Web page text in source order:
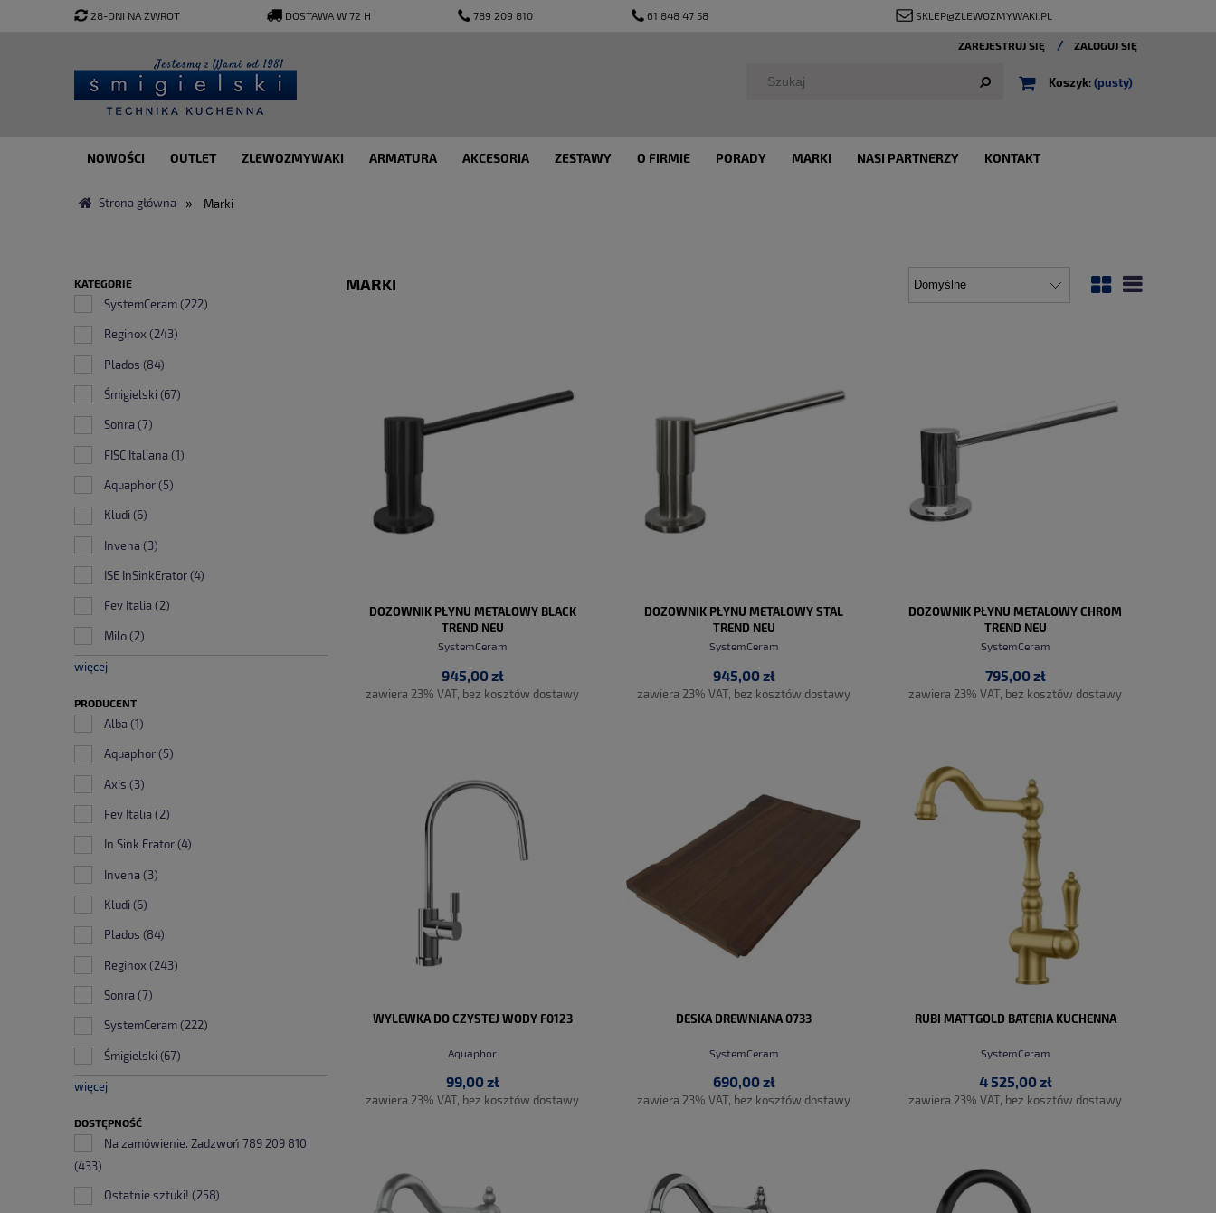
28-DNI NA ZWROT DOSTAWA W 72 H 789 209 810 61 848 47 58 SKLEP@ZLEWOZMYWAKI.PL
ZAREJESTRUJ SIĘ ZALOGUJ SIĘ
Koszyk: (pusty)
NOWOŚCI OUTLET ZLEWOZMYWAKI ARMATURA AKCESORIA ZESTAWY O FIRMIE PORADY MARKI NASI PARTNERZY KONTAKT
Strona główna » Marki
KATEGORIE
SystemCeram(222)
Reginox(243)
Plados (84)
Śmigielski (67)
Sonra (7)
FISC Italiana (1)
Aquaphor(5)
Kludi (6)
Invena (3)
ISE InSinkErator(4)
Fev Italia (2)
Milo(2)
więcej
PRODUCENT
Alba (1)
Aquaphor(5)
Axis (3)
Fev Italia (2)
In Sink Erator(4)
Invena (3)
Kludi (6)
Plados (84)
Reginox (243)
Sonra (7)
SystemCeram(222)
Śmigielski (67)
więcej
DOSTĘPNOŚĆ
Na zamówienie. Zadzwoń 789 209 810
(433)
Ostatnie sztuki! (258)
MARKI
DOZOWNIK PŁYNU METALOWY BLACK
TREND NEU
SystemCeram
945,00 zł
zawiera 23% VAT, bez kosztów dostawy
DO KOSZYKA
DOZOWNIK PŁYNU METALOWY STAL
TREND NEU
SystemCeram
945,00 zł
zawiera 23% VAT, bez kosztów dostawy
DO KOSZYKA
DOZOWNIK PŁYNU METALOWY CHROM
TREND NEU
SystemCeram
795,00 zł
zawiera 23% VAT, bez kosztów dostawy
DO KOSZYKA
WYLEWKA DO CZYSTEJ WODY F0123
Aquaphor
99,00 zł
zawiera 23% VAT, bez kosztów dostawy
DO KOSZYKA
DESKA DREWNIANA 0733
SystemCeram
690,00 zł
zawiera 23% VAT, bez kosztów dostawy
DO KOSZYKA
RUBI MATTGOLD BATERIA KUCHENNA
SystemCeram
4 525,00 zł
zawiera 23% VAT, bez kosztów dostawy
DO KOSZYKA